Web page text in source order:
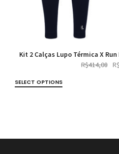
Kit 2 Calças Lupo Térmica X
R$414,08 R$
SELECT OPTIONS